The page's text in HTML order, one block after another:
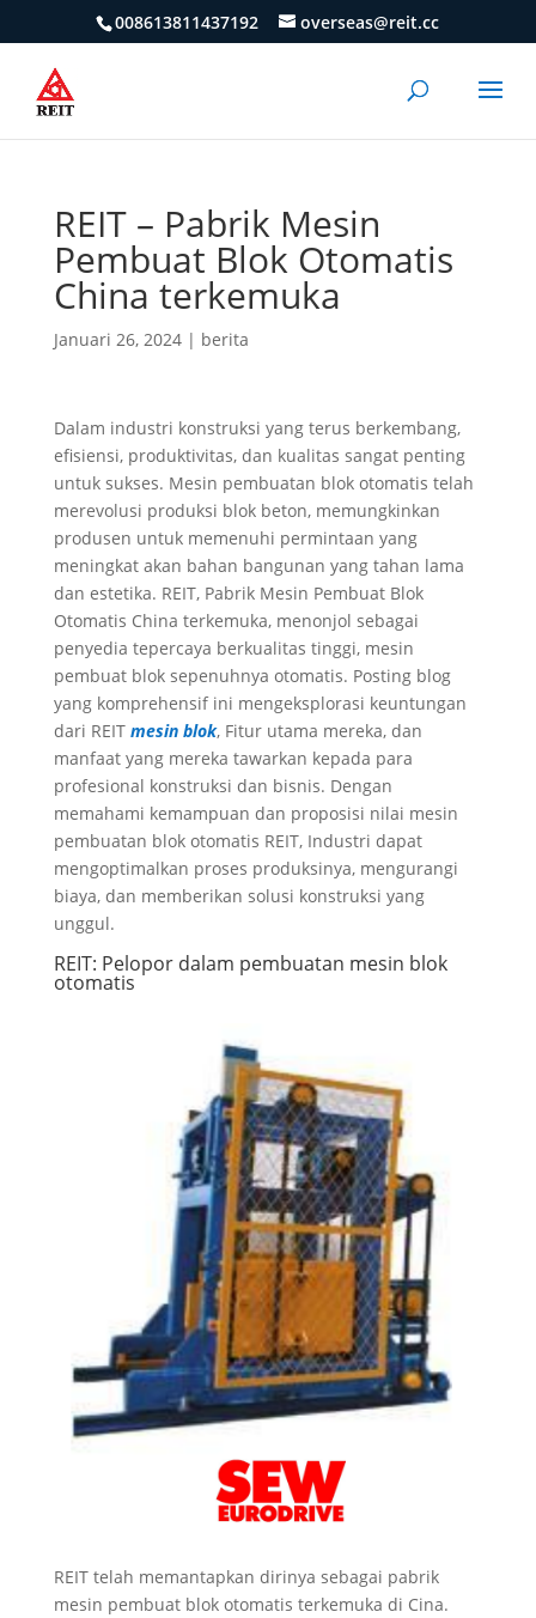
008613811437192 overseas@reit.cc
REIT – Pabrik Mesin
Pembuat Blok Otomatis
China terkemuka
Januari 26, 2024| berita
Dalam industri konstruksi yang terus berkembang,
efisiensi, produktivitas, dan kualitas sangat penting
untuk sukses. Mesin pembuatan blok otomatis telah
merevolusi produksi blok beton, memungkinkan
produsen untuk memenuhi permintaan yang
meningkat akan bahan bangunan yang tahan lama
dan estetika. REIT, Pabrik Mesin Pembuat Blok
Otomatis China terkemuka, menonjol sebagai
penyedia tepercaya berkualitas tinggi, mesin
pembuat blok sepenuhnya otomatis. Posting blog
yang komprehensif ini mengeksplorasi keuntungan
dari REIT mesin blok, Fitur utama mereka, dan
manfaat yang mereka tawarkan kepada para
profesional konstruksi dan bisnis. Dengan
memahami kemampuan dan proposisi nilai mesin
pembuatan blok otomatis REIT, Industri dapat
mengoptimalkan proses produksinya, mengurangi
biaya, dan memberikan solusi konstruksi yang
unggul.
REIT: Pelopor dalam pembuatan mesin blok
otomatis
REIT telah memantapkan dirinya sebagai pabrik
mesin pembuat blok otomatis terkemuka di Cina.